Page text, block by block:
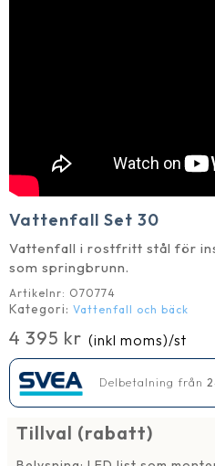
Vattenfall Set 30
Vattenfall i rostfritt stål för
som springbrunn.
Artikelnr: O70774
Kategori: Vattenfall och bäck
4 395 kr (inkl moms)/st
Delbetalning från
Tillval (rabatt)